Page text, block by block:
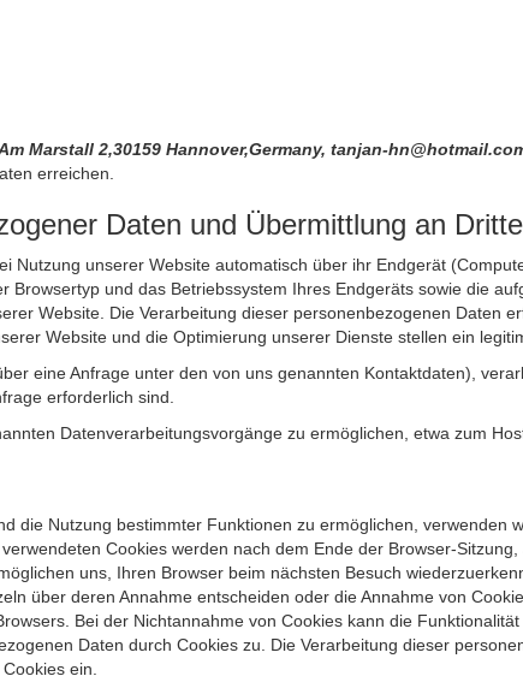
Marstall 2,30159 Hannover,Germany, tanjan-
erreichen.
Daten und Übermittlung an Dritte
Nutzung unserer Website automatisch über ihr Endgerät
Browsertyp und das Betriebssystem Ihres Endgeräts sowie die
Website. Die Verarbeitung dieser personenbezogenen Daten
Website und die Optimierung unserer Dienste stellen ein
eine Anfrage unter den von uns genannten Kontaktdaten),
erforderlich sind.
Datenverarbeitungsvorgänge zu ermöglichen, etwa zum
die Nutzung bestimmter Funktionen zu ermöglichen,
Cookies werden nach dem Ende der Browser-
uns, Ihren Browser beim nächsten Besuch
über deren Annahme entscheiden oder die Annahme von
Bei der Nichtannahme von Cookies kann die
Daten durch Cookies zu. Die Verarbeitung dieser
ein.